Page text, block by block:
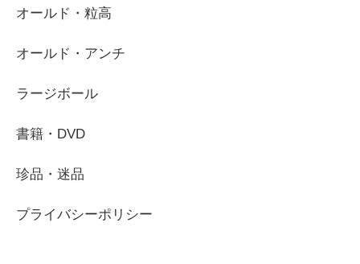
オールド・粒高
オールド・アンチ
ラージボール
書籍・DVD
珍品・迷品
プライバシーポリシー